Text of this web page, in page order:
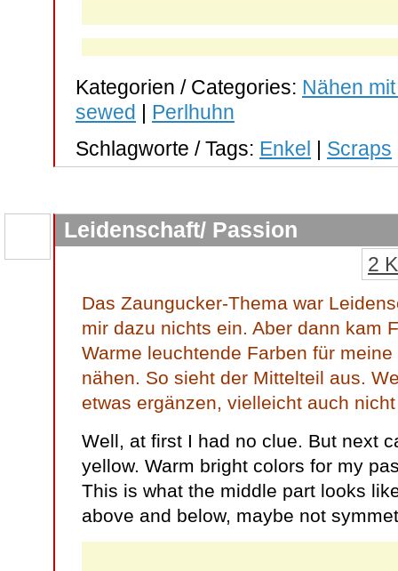
Kategorien / Categories: Nähen
sewed | Perlhuhn
Schlagworte / Tags: Enkel | Scraps
Leidenschaft/ Passion
2
Das Zaungucker-Thema war
mir dazu nichts ein. Aber dann kam
Warme leuchtende Farben für
nähen. So sieht der Mittelteil aus.
etwas ergänzen, vielleicht auch
Well, at first I had no clue. But next
yellow. Warm bright colors for my
This is what the middle part looks
above and below, maybe not